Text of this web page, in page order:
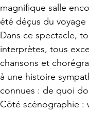
magnifique salle
été déçus du voyage
Dans ce spectacle,
interprètes, tous
chansons et
à une histoire
connues : de quoi
Côté scénographie :